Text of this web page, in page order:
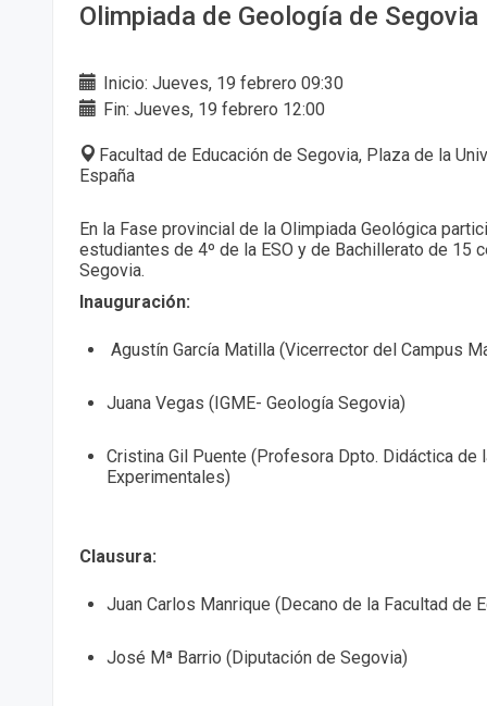
Olimpiada de Geología de Segovia
Inicio: Jueves, 19 febrero 09:30
Fin: Jueves, 19 febrero 12:00
Facultad de Educación de Segovia, Plaza de la
España
En la Fase provincial de la Olimpiada Geológica
estudiantes de 4º de la ESO y de Bachillerato de 15
Segovia.
Inauguración:
Agustín García Matilla (Vicerrector del Campus
Juana Vegas (IGME- Geología Segovia)
Cristina Gil Puente (Profesora Dpto. Didáctica de
Experimentales)
Clausura:
Juan Carlos Manrique (Decano de la Facultad de
José Mª Barrio (Diputación de Segovia)